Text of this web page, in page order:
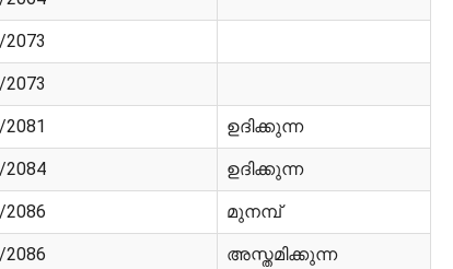
ഉദിക്കുന്ന
2084 ഉദിക്കുന്ന
മുനമ്പ്
അസ്തമിക്കുന്ന